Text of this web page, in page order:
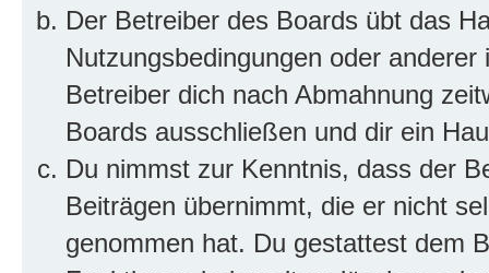
Der Betreiber des Boards übt das
Nutzungsbedingungen oder
Betreiber dich nach Abmahnung
Boards ausschließen und dir ein
Du nimmst zur Kenntnis, dass der
Beiträgen übernimmt, die er nicht
genommen hat. Du gestattest dem